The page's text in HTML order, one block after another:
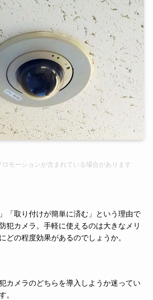
モーションが含まれている場合があります
「取り付けが簡単に済む」という理由で
犯カメラ。手軽に使えるのは大きなメリ
どの程度効果があるのでしょうか。
カメラのどちらを導入しようか迷ってい
。